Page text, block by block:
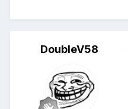
DoubleV58